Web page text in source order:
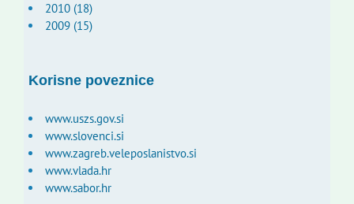
2010 (18)
2009 (15)
Korisne poveznice
www.uszs.gov.si
www.slovenci.si
www.zagreb.veleposlanistvo.si
www.vlada.hr
www.sabor.hr